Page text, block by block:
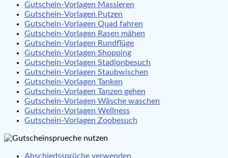
Gutschein-Vorlagen Massieren
Gutschein-Vorlagen Putzen
Gutschein-Vorlagen Quad fahren
Gutschein-Vorlagen Rasen mähen
Gutschein-Vorlagen Rundflüge
Gutschein-Vorlagen Shopping
Gutschein-Vorlagen Stadionbesuch
Gutschein-Vorlagen Staubwischen
Gutschein-Vorlagen Tanken
Gutschein-Vorlagen Tanzen gehen
Gutschein-Vorlagen Wäsche waschen
Gutschein-Vorlagen Wellness
Gutschein-Vorlagen Zoobesuch
Abschiedssprüche verwenden